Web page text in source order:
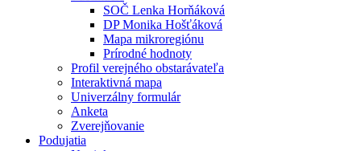
SOČ Lenka Horňáková
DP Monika Hošťáková
Mapa mikroregiónu
Prírodné hodnoty
Profil verejného obstarávateľa
Interaktivná mapa
Univerzálny formulár
Anketa
Zverejňovanie
Podujatia